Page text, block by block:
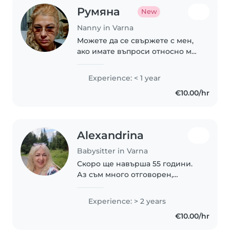
Румяна New
Nanny in Varna
Можете да се свържете с мен,
ако имате въпроси относно моя
Experience: < 1 year
€10.00/hr
Alexandrina
Babysitter in Varna
Скоро ще навърша 55 години.
Аз съм много отговорен,
Обичам да бъда с деца, защото
нищо не е по-чисто от тях.
Харесва ми да си спомням
Experience: > 2 years
€10.00/hr